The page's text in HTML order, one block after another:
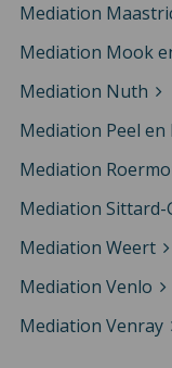
Mediation
Mediation Mook
Mediation Nuth
Mediation Peel en
Mediation
Mediation Sittard-
Mediation Weert
Mediation Venlo
Mediation Venray